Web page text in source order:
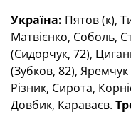
Україна: Пятов (к),
Матвієнко, Соболь,
(Сидорчук, 72),
(Зубков, 82), Яремчук
Різник, Сирота,
Довбик, Караваєв.